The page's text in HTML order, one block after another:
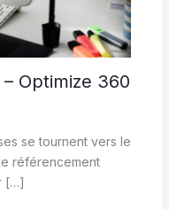
Optimize 360
se tournent vers le
référencement
[…]